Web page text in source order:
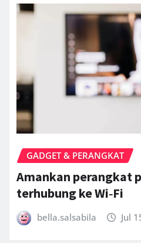
GADGET & PERANGKAT
Amankan perangkat
terhubung ke Wi‑Fi
bella.salsabila Jul